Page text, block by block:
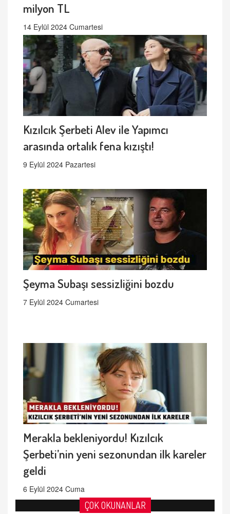
milyon TL
14 Eylül 2024 Cumartesi
Kızılcık Şerbeti Alev ile Yapımcı
arasında ortalık fena kızıştı!
9 Eylül 2024 Pazartesi
Şeyma Subaşı sessizliğini bozdu
7 Eylül 2024 Cumartesi
Merakla bekleniyordu! Kızılcık
Şerbeti’nin yeni sezonundan ilk kareler
geldi
6 Eylül 2024 Cuma
ÇOK OKUNANLAR